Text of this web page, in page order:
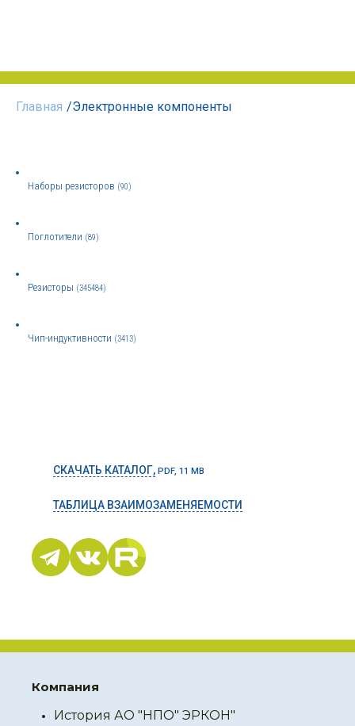
Главная /Электронные компоненты
Наборы резисторов (90)
Поглотители (89)
Резисторы (345484)
Чип-индуктивности (3413)
СКАЧАТЬ КАТАЛОГ, PDF, 11 MB
ТАБЛИЦА ВЗАИМОЗАМЕНЯЕМОСТИ
Компания
История АО "НПО" ЭРКОН"